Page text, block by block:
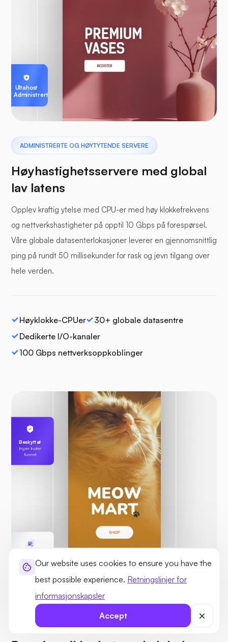
Our website uses cookies to ensure you have the
best possible experience. Retningslinjer for
informasjonskapsler
Accept
ADMINISTRERTE OG HØYTYTENDE SERVERE
Høyhastighetsservere med global
lav latens
Opplev kraftig ytelse med CPU-er med høy klokkefrekvens
og nettverkshastigheter på opptil 10 Gbps på forespørsel.
Våre globale datasenterlokasjoner leverer en gjennomsnittlig
ping på rundt 50 millisekunder for rask og jevn tilgang over
hele verden.
Høyklokke-CPUer
30+ globale datasentre
Dedikerte I/O-kanaler
100 Gbps nettverksoppkoblinger
Ultahost
Administrert
Beskyttet
Ingen trusler
funnet
255.189.85.19
SIKKER OG PÅLITELIG